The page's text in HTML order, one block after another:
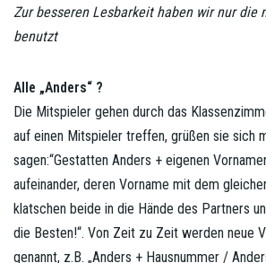
Zur besseren Lesbarkeit haben wir nur die
benutzt
Alle „Anders“ ?
Die Mitspieler gehen durch das
auf einen Mitspieler treffen, grüßen sie sich
sagen:“Gestatten Anders + eigenen
aufeinander, deren Vorname mit dem
klatschen beide in die Hände des Partners
die Besten!“. Von Zeit zu Zeit werden neue
genannt, z.B. „Anders + Hausnummer /